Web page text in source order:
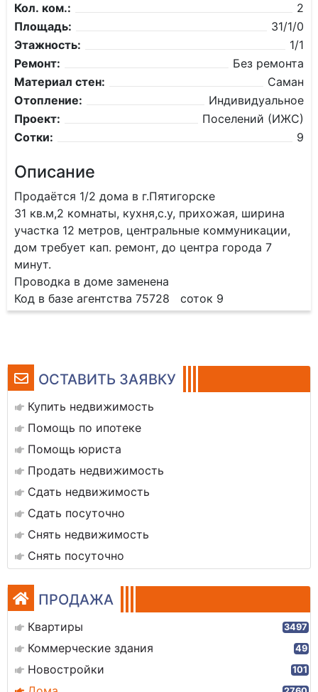
ОСТАВИТЬ ЗАЯВКУ
Купить недвижимость
Помощь по ипотеке
Помощь юриста
Продать недвижимость
Сдать недвижимость
Сдать посуточно
Снять недвижимость
Снять посуточно
ПРОДАЖА
Квартиры 3497
Коммерческие здания 49
Новостройки 101
Кол. ком.:
2
Площадь:
31/1/0
Этажность:
1/1
Ремонт:
Без ремонта
Материал стен:
Саман
Отопление:
Индивидуальное
Проект:
Поселений (ИЖС)
Сотки:
9
Описание
Продаётся 1/2 дома в г.Пятигорске
31 кв.м,2 комнаты, кухня,с.у, прихожая, ширина
участка 12 метров, центральные коммуникации,
дом требует кап. ремонт, до центра города 7
минут.
Проводка в доме заменена
Код в базе агентства 75728 соток 9